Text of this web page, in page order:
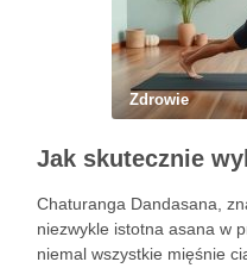
Zdrowie
Chaturanga Dandasana,
niezwykle istotna asana w
niemal wszystkie mięśnie